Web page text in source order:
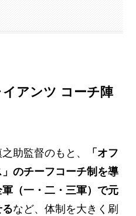
イアンツ コーチ陣
助監督のもと、
「オフ
のチーフコーチ制を導
軍（一・二・三軍）で元
など、体制を大きく刷